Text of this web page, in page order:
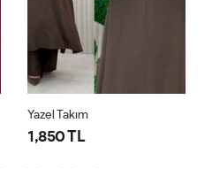
Yazel Takım
1,850 TL